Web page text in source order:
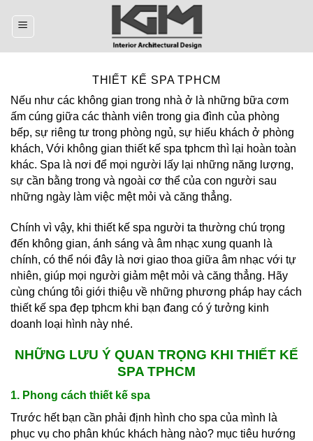
THIẾT KẾ SPA TPHCM
Nếu như các không gian trong nhà ở là những bữa cơm
ấm cúng giữa các thành viên trong gia đình của phòng
bếp, sự riêng tư trong phòng ngủ, sự hiếu khách ở phòng
khách, Với không gian thiết kế spa tphcm thì lại hoàn toàn
khác. Spa là nơi để mọi người lấy lại những năng lượng,
sự cần bằng trong và ngoài cơ thể của con người sau
những ngày làm việc mệt mỏi và căng thẳng.
Chính vì vậy, khi thiết kế spa người ta thường chú trọng
đến không gian, ánh sáng và âm nhạc xung quanh là
chính, có thể nói đây là nơi giao thoa giữa âm nhạc với tự
nhiên, giúp mọi người giảm mệt mỏi và căng thẳng. Hãy
cùng chúng tôi giới thiệu về những phương pháp hay cách
thiết kế spa đẹp tphcm khi bạn đang có ý tưởng kinh
doanh loại hình này nhé.
NHỮNG LƯU Ý QUAN TRỌNG KHI THIẾT KẾ
SPA TPHCM
1. Phong cách thiết kế spa
Trước hết bạn cần phải định hình cho spa của mình là
phục vụ cho phân khúc khách hàng nào? mục tiêu hướng